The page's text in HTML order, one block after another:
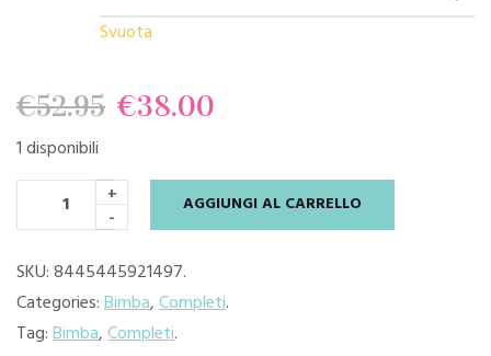
Svuota
€52.95 Il
originale
era:
€52.95.
€38.00
attuale
1 disponibili
+
-
AGGIUNGI AL CARRELLO
SKU:8445445921497.
Categories:Bimba,Completi.
Tag:Bimba,Completi.